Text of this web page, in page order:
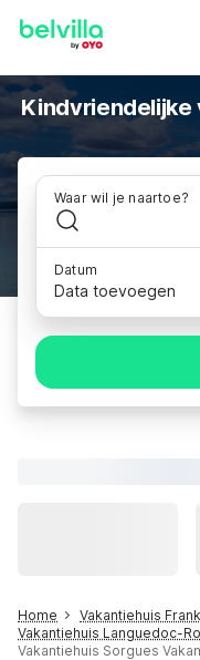
Kindvriendelijke
Waar wil je naartoe?
Datum
Data toevoegen
Home
Vakantiehuis
Vakantiehuis Languedoc-
Vakantiehuis Sorgues